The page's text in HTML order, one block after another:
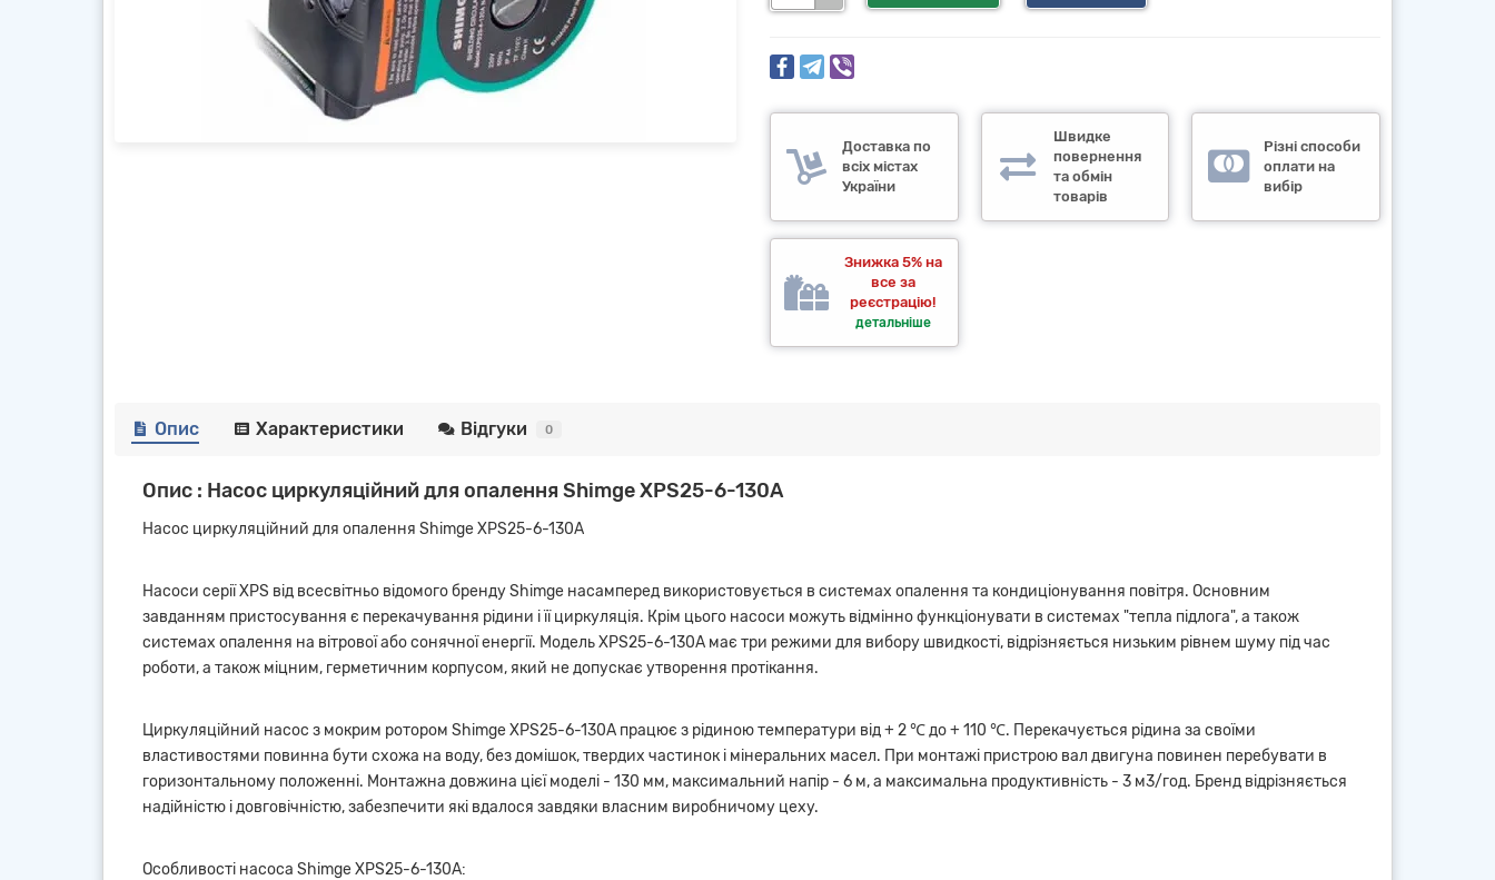
Доставка по
всіх містах
України
Швидке
повернення
та обмін
товарів
Різні способи
оплати на
вибір
Знижка 5% на
все за
реєстрацію!
детальніше
Опис Характеристики Відгуки 0
Опис : Насос циркуляційний для опалення Shimge XPS25-6-130А
Насос циркуляційний для опалення Shimge XPS25-6-130А
Насоси серії XPS від всесвітньо відомого бренду Shimge насамперед використовується в системах опалення та кондиціонування повітря. Основним
завданням пристосування є перекачування рідини і її циркуляція. Крім цього насоси можуть відмінно функціонувати в системах "тепла підлога", а також
системах опалення на вітрової або сонячної енергії. Модель XPS25-6-130А має три режими для вибору швидкості, відрізняється низьким рівнем шуму під час
роботи, а також міцним, герметичним корпусом, який не допускає утворення протікання.
Циркуляційний насос з мокрим ротором Shimge XPS25-6-130А працює з рідиною температури від + 2 ℃ до + 110 ℃. Перекачується рідина за своїми
властивостями повинна бути схожа на воду, без домішок, твердих частинок і мінеральних масел. При монтажі пристрою вал двигуна повинен перебувати в
горизонтальному положенні. Монтажна довжина цієї моделі - 130 мм, максимальний напір - 6 м, а максимальна продуктивність - 3 м3/год. Бренд відрізняється
надійністю і довговічністю, забезпечити які вдалося завдяки власним виробничому цеху.
Особливості насоса Shimge XPS25-6-130А: